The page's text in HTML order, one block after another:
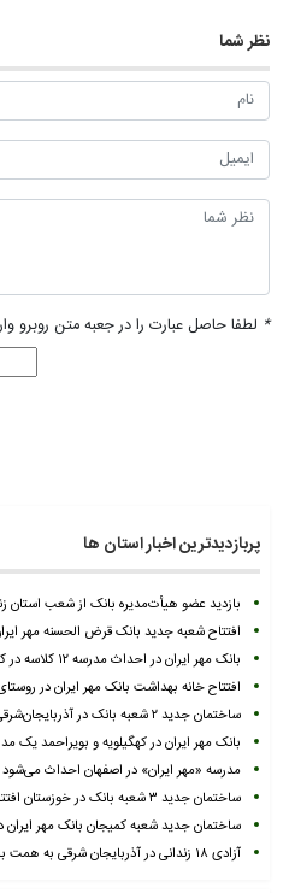
نظر شما
* لطفا حاصل عبارت را در جعبه متن روبرو
پربازدیدترین اخبار استان ها
بازدید عضو هیأت‌مدیره بانک از شعب استان
افتتاح شعبه جدید بانک قرض الحسنه مهر
بانک مهر ایران در احداث مدرسه ۱۲ کلاسه در کرمانشاه مشارکت می‌کند
افتتاح خانه بهداشت بانک مهر ایران در
ساختمان جدید ۲ شعبه بانک در آذربایجان‌شرقی افتتاح شد
بانک مهر ایران در کهگیلویه و بویراحمد یک مدرسه ۱۲ کلاسه احداث
مدرسه «مهر ایران» در اصفهان احداث می‌شود
ساختمان جدید ۳ شعبه بانک در خوزستان افتتاح شد
ساختمان جدید شعبه کمیجان بانک مهر ایران
آزادی ۱۸ زندانی در آذربایجان شرقی به همت بانک قرض‌الحسنه مهر ایران